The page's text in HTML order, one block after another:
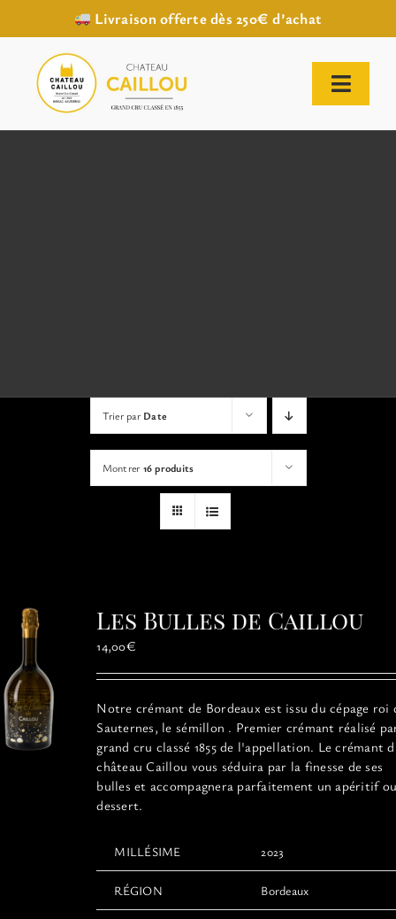
Livraison offerte dès 250€ d’achat
contenu
OFFRIR UNE EXPERIENCE
BOUTIQUE EN LIGNE
MON PANIER
Trier parDate
Montrer16 produits
Les Bulles de Caillou
14,00€
Notre crémant de Bordeaux est issu du cépage roi
Sauternes, le sémillon . Premier crémant réalisé
grand cru classé 1855 de l'appellation. Le crémant
château Caillou vous séduira par la finesse de ses
bulles et accompagnera parfaitement un apéritif
dessert.
MILLÉSIME 2023
RÉGION Bordeaux